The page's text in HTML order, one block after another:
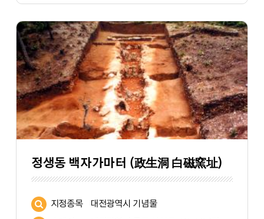
정생동 백자가마터 (政生洞 白磁窯址)
지정종목 대전광역시 기념물